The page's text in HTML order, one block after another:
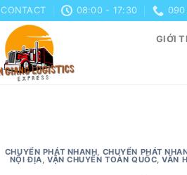
CONTACT 08:00 - 17:30
GIỚI
CHUYỂN PHÁT NHANH, CHUYỂN PHÁT
NỘI ĐỊA, VẬN CHUYỂN TOÀN QUỐC,VĂN